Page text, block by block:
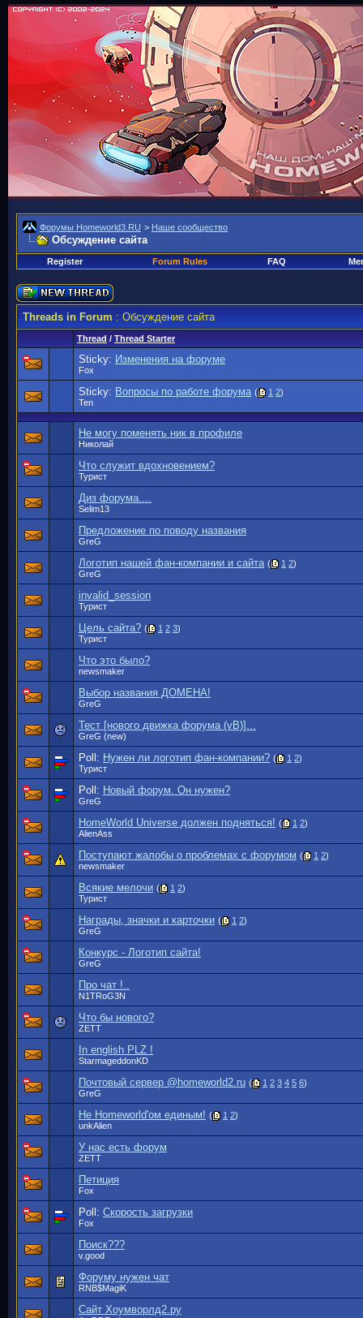
Форумы Homeworld3.RU > Наше сообщество
Обсуждение сайта
Register Forum Rules FAQ
Threads in Forum: Обсуждение сайта
Thread / Thread Starter
Sticky: Изменения на форуме
Fox
Sticky: Вопросы по работе форума ( 1 2)
Ten
Не могу поменять ник в профиле
Николай
Что служит вдохновением?
Турист
Диз форума....
Selim13
Предложение по поводу названия
GreG
Логотип нашей фан-компании и сайта ( 1 2)
GreG
invalid_session
Турист
Цель сайта? ( 1 2 3)
Турист
Что это было?
newsmaker
Выбор названия ДОМЕНА!
GreG
Тест [нового движка форума (vB)]...
GreG (new)
Poll: Нужен ли логотип фан-компании? ( 1 2)
Турист
Poll: Новый форум. Он нужен?
GreG
HomeWorld Universe должен подняться! ( 1 2)
AlienAss
Поступают жалобы о проблемах с форумом ( 1 2)
newsmaker
Всякие мелочи ( 1 2)
Турист
Награды, значки и карточки ( 1 2)
GreG
Конкурс - Логотип сайта!
GreG
Про чат !..
N1TRoG3N
Что бы нового?
ZETT
In english PLZ !
StarmageddonKD
Почтовый сервер @homeworld2.ru ( 1 2 3 4 5 6)
GreG
Не Homeworld'ом единым! ( 1 2)
unkAlien
У нас есть форум
ZETT
Петиция
Fox
Poll: Скорость загрузки
Fox
Поиск???
v.good
Форуму нужен чат
RNB$MagiK
Сайт Хоумворлд2.ру